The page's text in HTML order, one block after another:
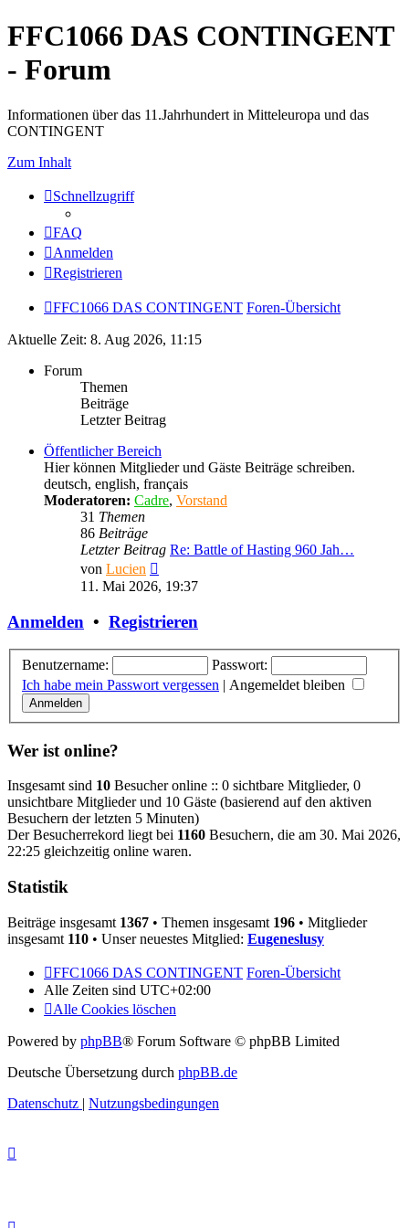
FFC1066 DAS CONTINGENT
- Forum
Informationen über das 11.Jahrhundert in Mitteleuropa und das
CONTINGENT
Zum Inhalt
Schnellzugriff
FAQ
Anmelden
Registrieren
FFC1066 DAS CONTINGENT Foren-Übersicht
Aktuelle Zeit: 8. Aug 2026, 11:15
Forum
Themen
Beiträge
Letzter Beitrag
Öffentlicher Bereich
Hier können Mitglieder und Gäste Beiträge schreiben.
deutsch, english, français
Moderatoren: Cadre, Vorstand
31 Themen
86 Beiträge
Letzter Beitrag Re: Battle of Hasting 960 Jah…
von Lucien
Beitrag
11. Mai 2026, 19:37
Anmelden • Registrieren
Benutzername:
Passwort:
Ich habe mein Passwort vergessen | Angemeldet bleiben
Wer ist online?
Insgesamt sind 10 Besucher online :: 0 sichtbare Mitglieder, 0
unsichtbare Mitglieder und 10 Gäste (basierend auf den aktiven
Besuchern der letzten 5 Minuten)
Der Besucherrekord liegt bei 1160 Besuchern, die am 30. Mai 2026,
22:25 gleichzeitig online waren.
Statistik
Beiträge insgesamt 1367 • Themen insgesamt 196 • Mitglieder
insgesamt 110 • Unser neuestes Mitglied: Eugeneslusy
FFC1066 DAS CONTINGENT Foren-Übersicht
Alle Zeiten sind UTC+02:00
Alle Cookies löschen
Powered by phpBB® Forum Software © phpBB Limited
Deutsche Übersetzung durch phpBB.de
Datenschutz | Nutzungsbedingungen